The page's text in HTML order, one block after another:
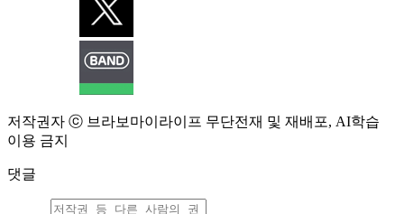
저작권자 ⓒ 브라보마이라이프 무단전재 및 재배포, AI학습
이용 금지
댓글